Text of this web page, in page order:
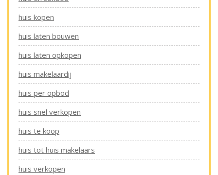
huis kopen
huis laten bouwen
huis laten opkopen
huis makelaardij
huis per opbod
huis snel verkopen
huis te koop
huis tot huis makelaars
huis verkopen